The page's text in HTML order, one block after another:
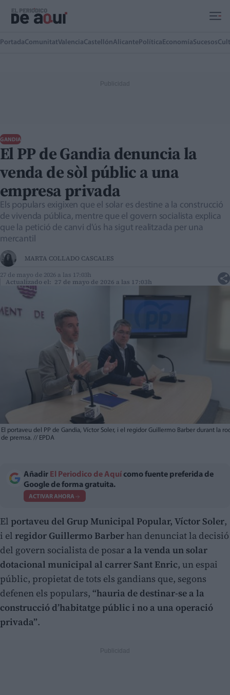
PortadaComunitatValenciaCastellónAlicante Política EconomíaSucesos
GANDIA
El PP de Gandia denuncia la
venda de sòl públic a una
empresa privada
Els populars exigixen que el solar es destine a la construcció
de vivenda pública, mentre que el govern socialista explica
que la petició de canvi d'ús ha sigut realitzada per una
mercantil
MARTA COLLADO CASCALES
27 de mayo de 2026 a las 17:03h
Actualizado el: 27 de mayo de 2026 a las 17:03h
El portaveu del PP de Gandia, Víctor Soler, i el regidor Guillermo Barber durant la
de premsa. // EPDA
Añadir El Periodico de Aquí como fuente preferida de
Google de forma gratuita.
ACTIVAR AHORA
El portaveu del Grup Municipal Popular, Víctor Soler,
i el regidor Guillermo Barber han denunciat la decisió
del govern socialista de posar a la venda un solar
dotacional municipal al carrer Sant Enric, un espai
públic, propietat de tots els gandians que, segons
defenen els populars, “hauria de destinar-se a la
construcció d’habitatge públic i no a una operació
privada”.